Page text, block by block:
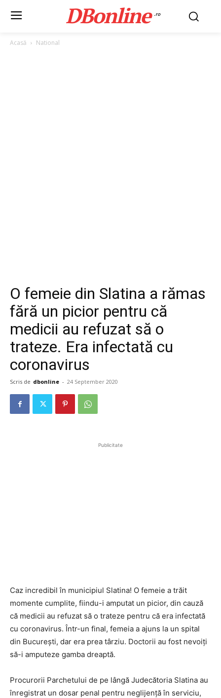
DBonline .ro
Acasă National
O femeie din Slatina a rămas
fără un picior pentru că
medicii au refuzat să o
trateze. Era infectată cu
coronavirus
Scris de dbonline - 24 September 2020
Publicitate
Caz incredibil în municipiul Slatina! O femeie a trăit
momente cumplite, fiindu-i amputat un picior, din cauză
că medicii au refuzat să o trateze pentru că era infectată
cu coronavirus. Într-un final, femeia a ajuns la un spital
din București, dar era prea târziu. Doctorii au fost nevoiți
să-i amputeze gamba dreaptă.
Procurorii Parchetului de pe lângă Judecătoria Slatina au
înregistrat un dosar penal pentru neglijență în serviciu,